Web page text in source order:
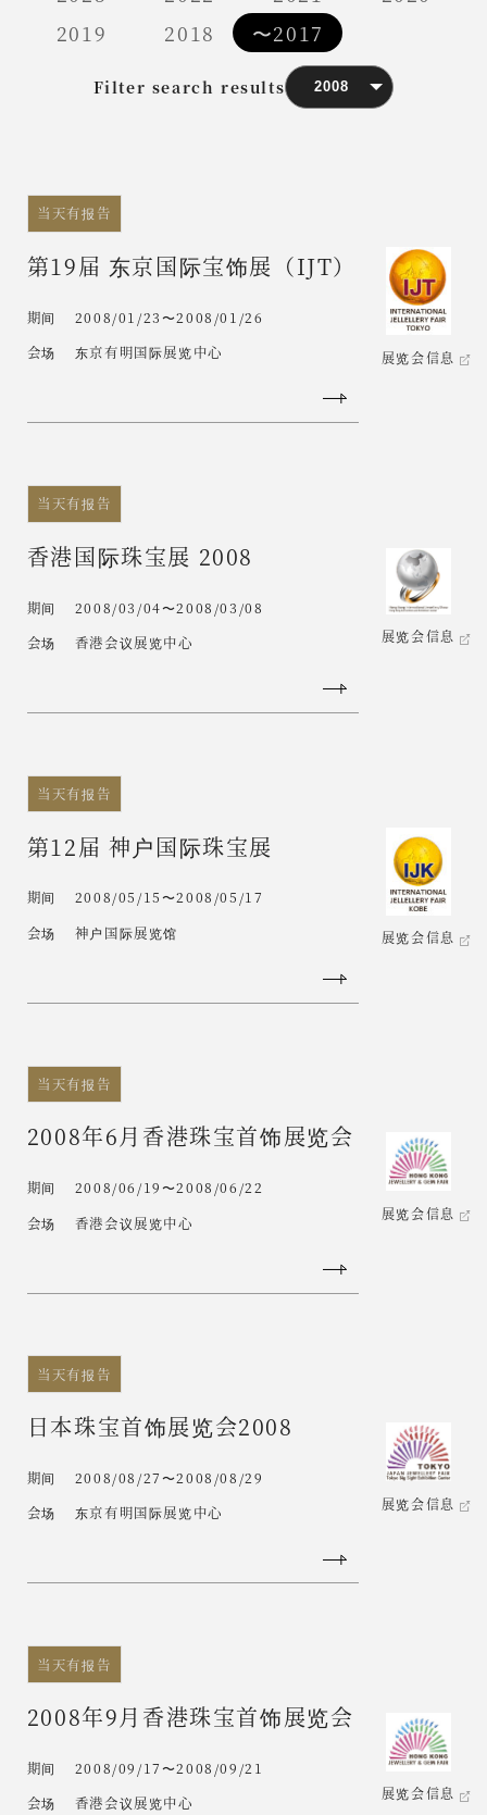
Filter search results
第19届 东京国际宝饰展（IJT）
当天有报告
期间
2008/01/23〜2008/01/26
会场
东京有明国际展览中心 展览会信息
香港国际珠宝展 2008
当天有报告
期间
2008/03/04〜2008/03/08
会场
香港会议展览中心 展览会信息
第12届 神户国际珠宝展
当天有报告
期间
2008/05/15〜2008/05/17
会场
神户国际展览馆 展览会信息
2008年6月香港珠宝首饰展览会
当天有报告
期间
2008/06/19〜2008/06/22
会场
香港会议展览中心
展览会信息
日本珠宝首饰展览会2008
当天有报告
期间
2008/08/27〜2008/08/29
会场
东京有明国际展览中心
展览会信息
2008年9月香港珠宝首饰展览会
当天有报告
期间
2008/09/17〜2008/09/21
会场
香港会议展览中心
展览会信息
2019
2018 〜2017